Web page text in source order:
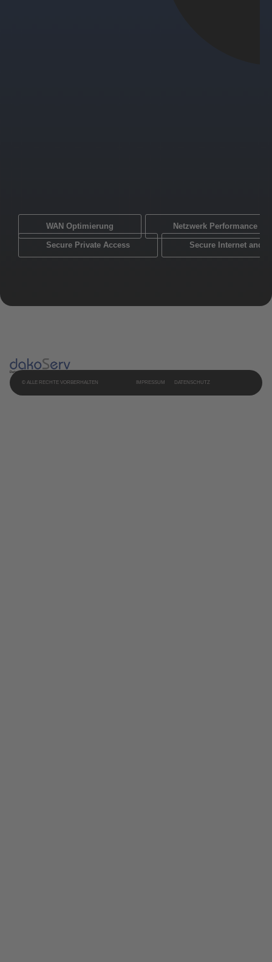
WAN Optimierung Netzwerk Performance
Secure Private Access Secure Internet and
© ALLE RECHTE VORBERHALTEN IMPRESSUM DATENSCHUTZ